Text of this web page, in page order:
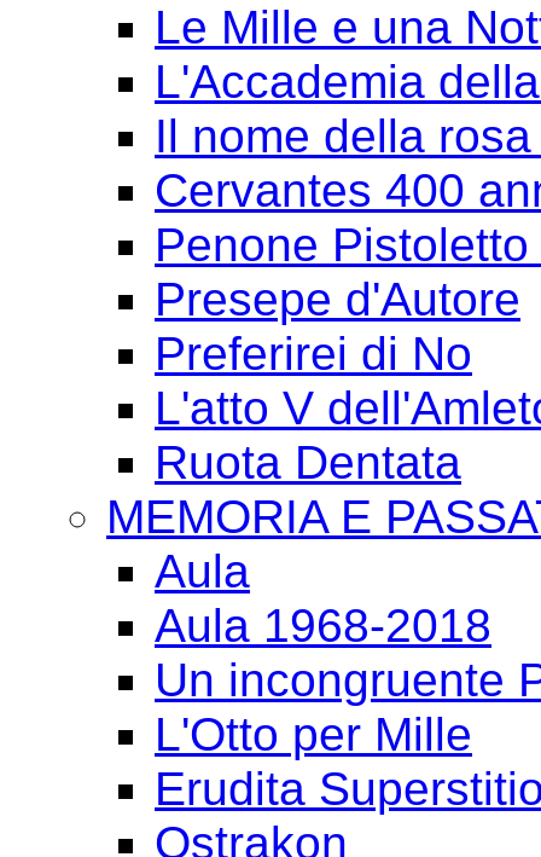
Le Mille e una
L'Accademia
Il nome della
Cervantes 400
Penone
Presepe d'Autore
Preferirei di No
L'atto V
Ruota Dentata
MEMORIA E
Aula
Aula 1968-2018
Un incongruente
L'Otto per Mille
Erudita
Ostrakon